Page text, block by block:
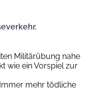
Militärübung nahe
wie ein Vorspiel zur
mehr tödliche